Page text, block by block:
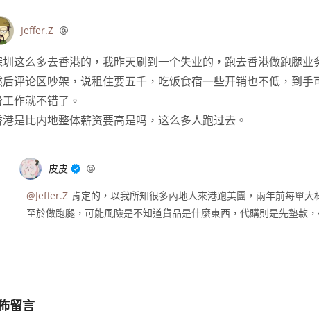
Jeffer.Z
圳这么多去香港的，我昨天刷到一个失业的，跑去香港做跑腿业
后评论区吵架，说租住要五千，吃饭食宿一些开销也不低，到
作就不错了。
是比内地整体薪资要高是吗，这么多人跑过去。
皮皮
@Jeffer.Z 肯定的，以我所知很多內地人來港跑美團，兩年前每單
至於做跑腿，可能風險是不知道貨品是什麼東西，代購則是先墊款
留言